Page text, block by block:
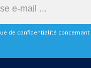
de confidentialité